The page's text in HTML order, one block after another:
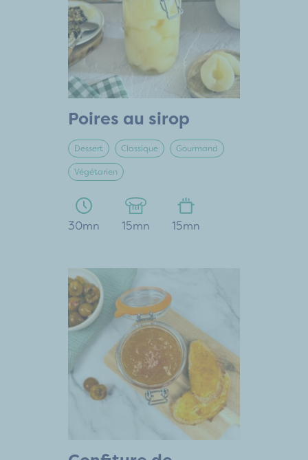
Poires au sirop
Dessert Classique Gourmand
Végétarien
30mn 15mn 15mn